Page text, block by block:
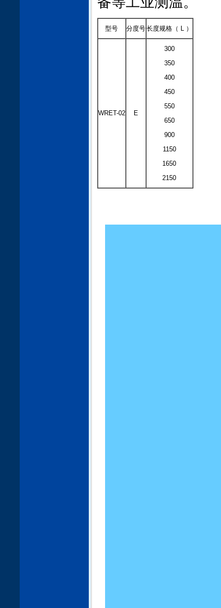
型号 分度号长度规格（ L ）
WRET-02 E
300
350
400
450
550
650
900
1150
1650
2150